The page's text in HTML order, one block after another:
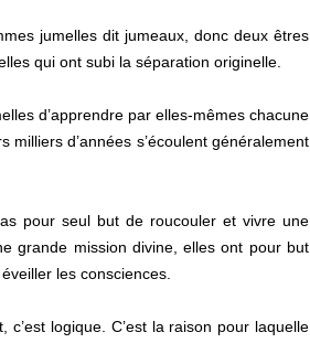
jumelles dit jumeaux, donc deux êtres
qui ont subi la séparation originelle.
d’apprendre par elles-mêmes chacune
d’années s’écoulent généralement
pour seul but de roucouler et vivre une
grande mission divine, elles ont pour but
les consciences.
logique. C’est la raison pour laquelle